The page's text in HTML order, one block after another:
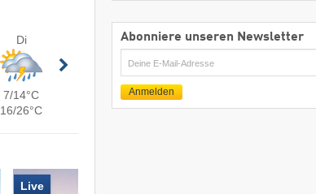
Di
7/14°C
16/26°C
Live
Abonniere unseren Newsletter
E-
Mail
Anmelden